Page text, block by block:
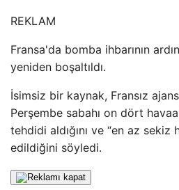
REKLAM
Fransa'da bomba ihbarının
yeniden boşaltıldı.
İsimsiz bir kaynak, Fransız
Perşembe sabahı on dört
tehdidi aldığını ve “en az sekiz
edildiğini söyledi.